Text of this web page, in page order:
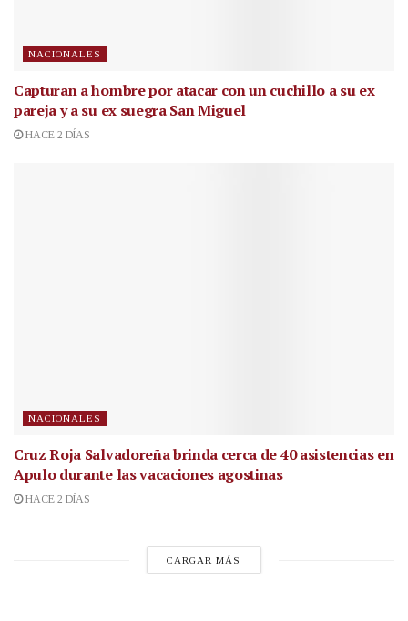
NACIONALES
Capturan a hombre por atacar con un cuchillo a su ex
pareja y a su ex suegra San Miguel
HACE 2 DÍAS
NACIONALES
Cruz Roja Salvadoreña brinda cerca de 40 asistencias en
Apulo durante las vacaciones agostinas
HACE 2 DÍAS
CARGAR MÁS